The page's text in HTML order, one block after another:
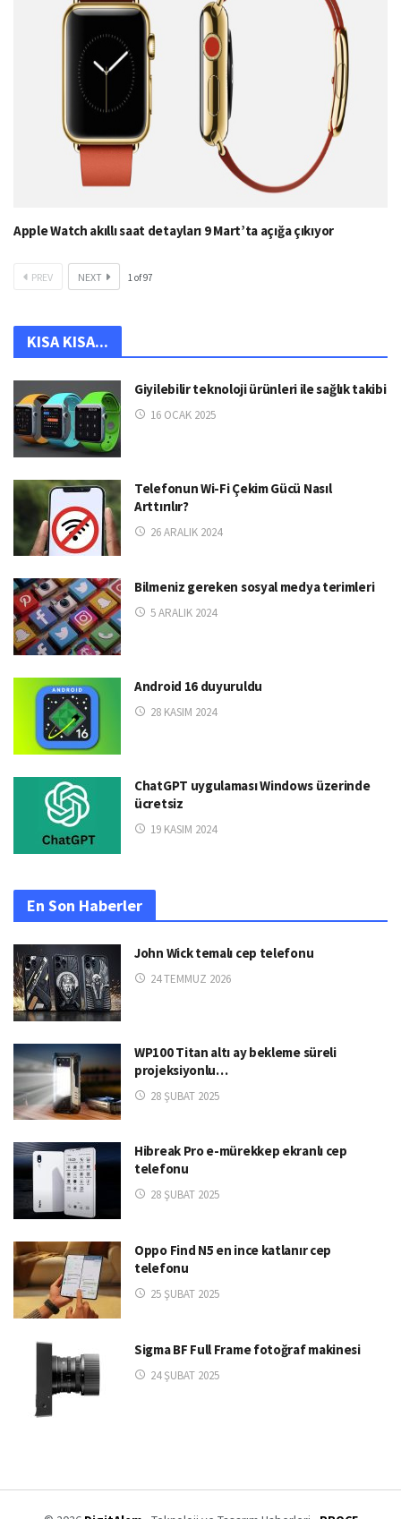
Apple Watch akıllı saat detayları 9 Mart’ta açığa çıkıyor
PREV NEXT 1 of97
KISA KISA...
Giyilebilir teknoloji ürünleri ile sağlık takibi
16 OCAK 2025
Telefonun Wi-Fi Çekim Gücü Nasıl
Arttırılır?
26 ARALIK 2024
Bilmeniz gereken sosyal medya terimleri
5 ARALIK 2024
Android 16 duyuruldu
28 KASIM 2024
ChatGPT uygulaması Windows üzerinde
ücretsiz
19 KASIM 2024
En Son Haberler
John Wick temalı cep telefonu
24 TEMMUZ 2026
WP100 Titan altı ay bekleme süreli
projeksiyonlu…
28 ŞUBAT 2025
Hibreak Pro e-mürekkep ekranlı cep
telefonu
28 ŞUBAT 2025
Oppo Find N5 en ince katlanır cep
telefonu
25 ŞUBAT 2025
Sigma BF Full Frame fotoğraf makinesi
24 ŞUBAT 2025